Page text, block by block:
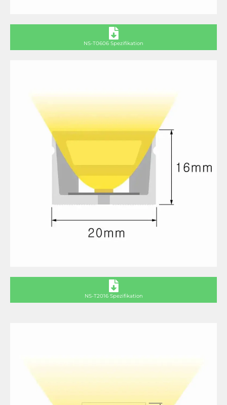
NS-T0606 Spezifikation
NS-T2016 Spezifikation